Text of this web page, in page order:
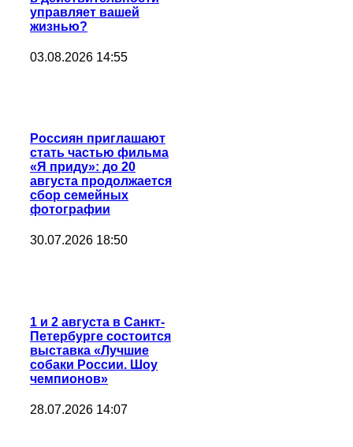
управляет вашей
жизнью?
03.08.2026 14:55
Россиян приглашают
стать частью фильма
«Я приду»: до 20
августа продолжается
сбор семейных
фотографии
30.07.2026 18:50
1 и 2 августа в Санкт-
Петербурге состоится
выставка «Лучшие
собаки России. Шоу
чемпионов»
28.07.2026 14:07